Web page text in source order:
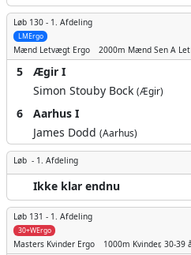
Løb 130 - 1. Afdeling
LMErgo
Mænd Letvægt Ergo 2000m Mænd Sen A
5
Ægir I
Simon Stouby Bock (Ægir)
6
Aarhus I
James Dodd (Aarhus)
Løb - 1. Afdeling
Ikke klar endnu
Løb 131 - 1. Afdeling
30+WErgo
Masters Kvinder Ergo 1000m Kvinder, 30-39